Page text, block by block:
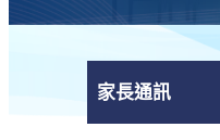
家長通訊